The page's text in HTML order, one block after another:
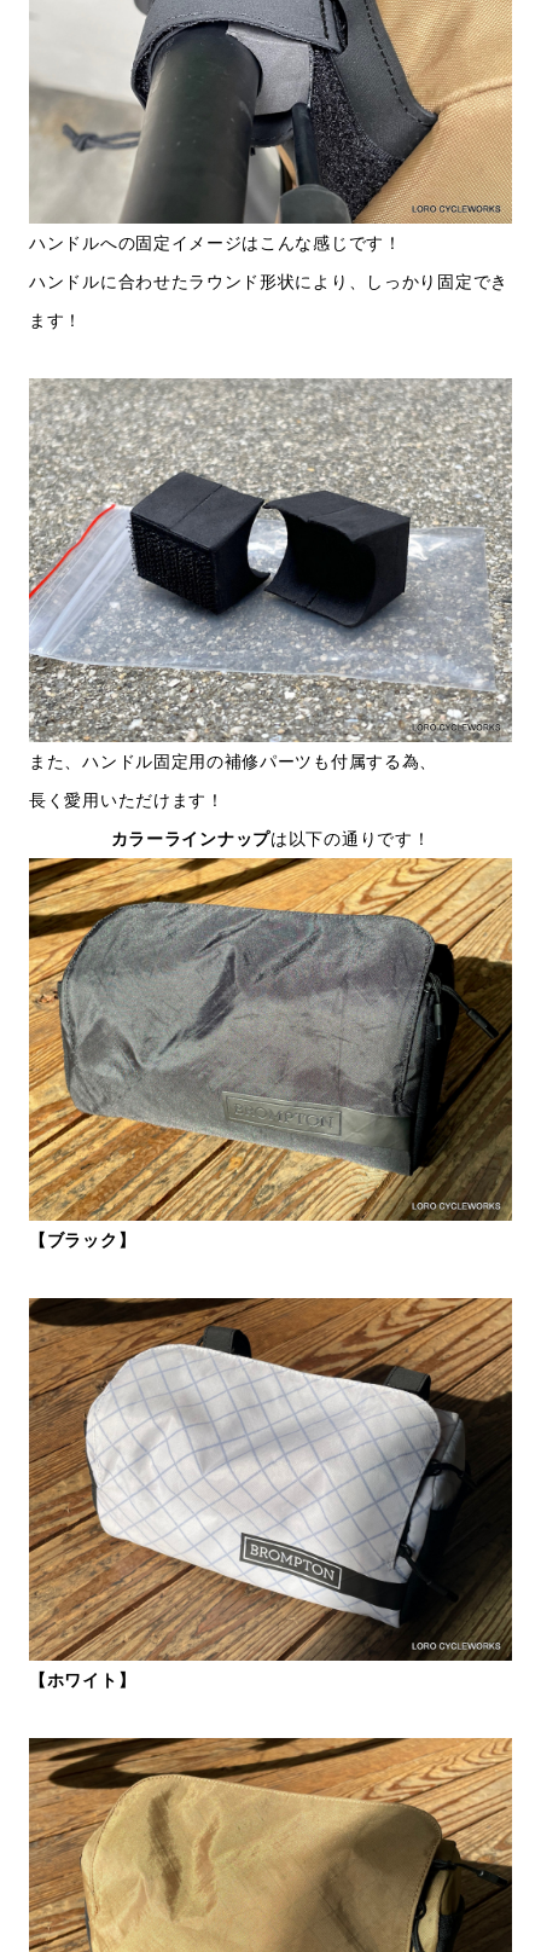
ハンドルへの固定イメージはこんな感じです！
ハンドルに合わせたラウンド形状により、しっかり固定でき
ます！
また、ハンドル固定用の補修パーツも付属する為、
長く愛用いただけます！
カラーラインナップは以下の通りです！
【ブラック】
【ホワイト】